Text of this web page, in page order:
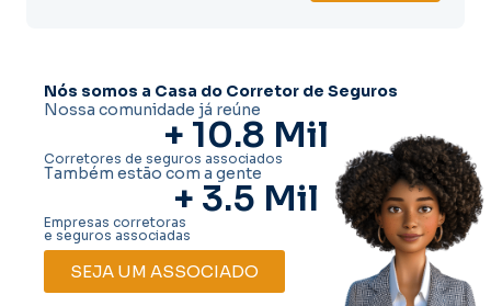
Nós somos a Casa do Corretor de Seguros
Nossa comunidade já reúne
+ 10.8 Mil
Corretores de seguros associados
Também estão com a gente
+ 3.5 Mil
Empresas corretoras
e seguros associadas
SEJA UM ASSOCIADO